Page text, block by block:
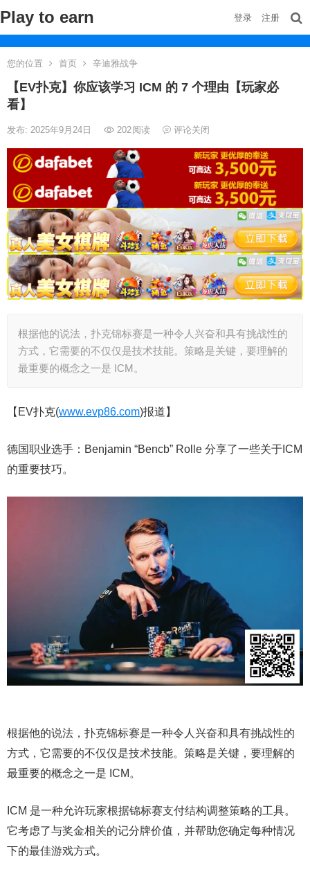
Play to earn 登录 注册
您的位置 首页 辛迪雅战争
【EV扑克】你应该学习 ICM 的 7 个理由【玩家必
看】
发布: 2025年9月24日 202阅读 评论关闭
根据他的说法，扑克锦标赛是一种令人兴奋和具有挑战性的
方式，它需要的不仅仅是技术技能。策略是关键，要理解的
最重要的概念之一是 ICM。
【EV扑克(www.evp86.com)报道】
德国职业选手：Benjamin “Bencb” Rolle 分享了一些关于ICM
的重要技巧。
根据他的说法，扑克锦标赛是一种令人兴奋和具有挑战性的
方式，它需要的不仅仅是技术技能。策略是关键，要理解的
最重要的概念之一是 ICM。
ICM 是一种允许玩家根据锦标赛支付结构调整策略的工具。
它考虑了与奖金相关的记分牌价值，并帮助您确定每种情况
下的最佳游戏方式。